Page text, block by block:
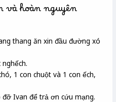
và hoàn nguyên
thang ăn xin đầu đường xó
1 con chuột và 1 con ếch,
Ivan để trả ơn cứu mạng.